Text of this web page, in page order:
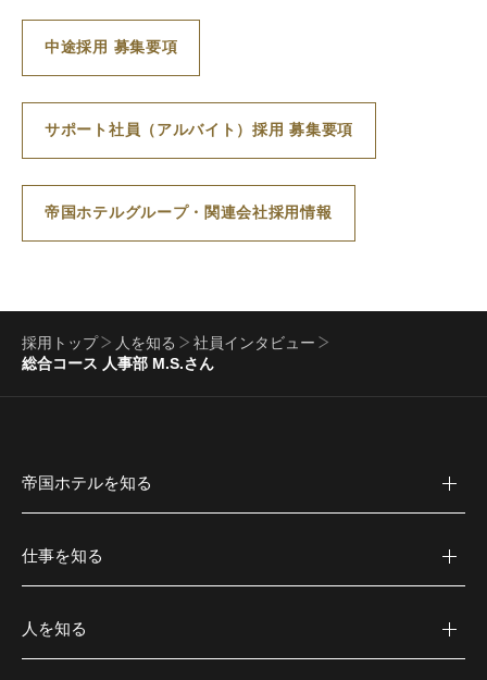
中途採用 募集要項
サポート社員（アルバイト）採用 募集要項
帝国ホテルグループ・関連会社採用情報
採用トップ 人を知る
社員インタビュー
総合コース 人事部 M.S.さん
帝国ホテルを知る
仕事を知る
人を知る